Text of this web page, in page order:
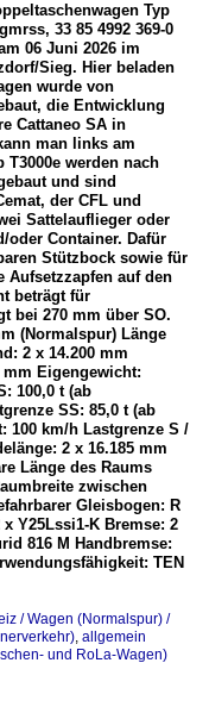
Typ
33 85 4992 369-0
06 Juni 2026 im
Sieg. Hier beladen
wurde von
die Entwicklung
Cattaneo SA in
man links am
T3000e werden nach
und sind
der CFL und
Sattelauflieger oder
oder Container. Dafür
Stützbock sowie für
Aufsetzzapfen auf den
beträgt für
bei 270 mm über SO.
(Normalspur) Länge
2 x 14.200 mm
mm Eigengewicht:
100,0 t (ab
SS: 85,0 t (ab
100 km/h Lastgrenze S /
2 x 16.185 mm
Länge des Raums
zwischen
Gleisbogen: R
Y25Lssi1-K Bremse: 2
816 M Handbremse:
TEN
/ Wagen (Normalspur) /
, allgemein
und RoLa-Wagen)